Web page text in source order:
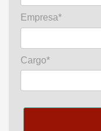
Empresa*
Cargo*